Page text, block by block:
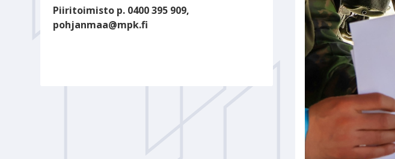
Piiritoimisto p. 0400 395 909,
pohjanmaa@mpk.fi